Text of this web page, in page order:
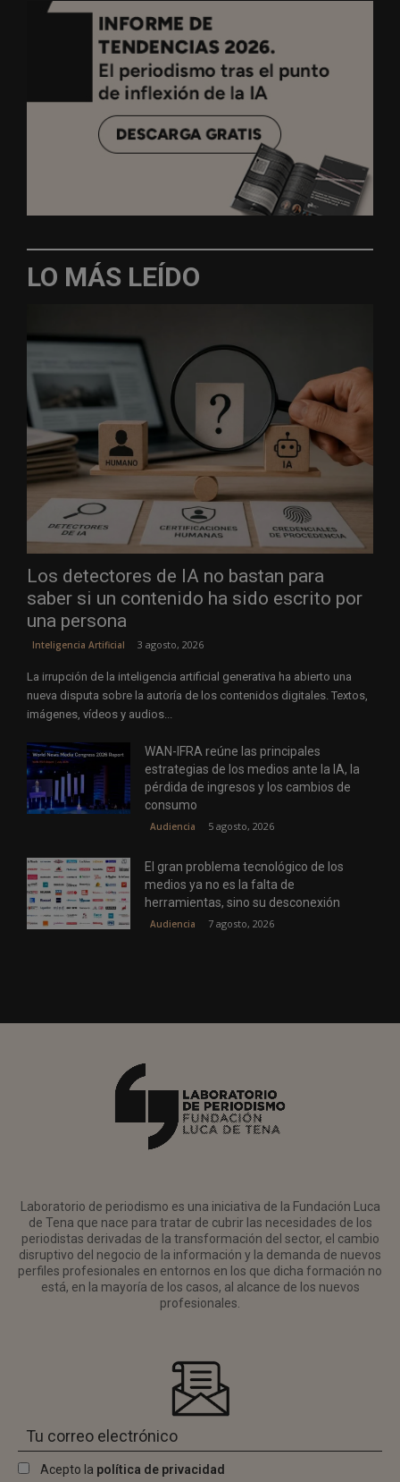
LO MÁS LEÍDO
Los detectores de IA no bastan para
saber si un contenido ha sido escrito por
una persona
Inteligencia Artificial 3 agosto, 2026
La irrupción de la inteligencia artificial generativa ha abierto una
nueva disputa sobre la autoría de los contenidos digitales. Textos,
imágenes, vídeos y audios...
WAN-IFRA reúne las principales
estrategias de los medios ante la IA, la
pérdida de ingresos y los cambios de
consumo
Audiencia 5 agosto, 2026
El gran problema tecnológico de los
medios ya no es la falta de
herramientas, sino su desconexión
Audiencia 7 agosto, 2026
Laboratorio de periodismo es una iniciativa de la Fundación Luca
de Tena que nace para tratar de cubrir las necesidades de los
periodistas derivadas de la transformación del sector, el cambio
disruptivo del negocio de la información y la demanda de nuevos
perfiles profesionales en entornos en los que dicha formación no
está, en la mayoría de los casos, al alcance de los nuevos
profesionales.
Acepto la política de privacidad